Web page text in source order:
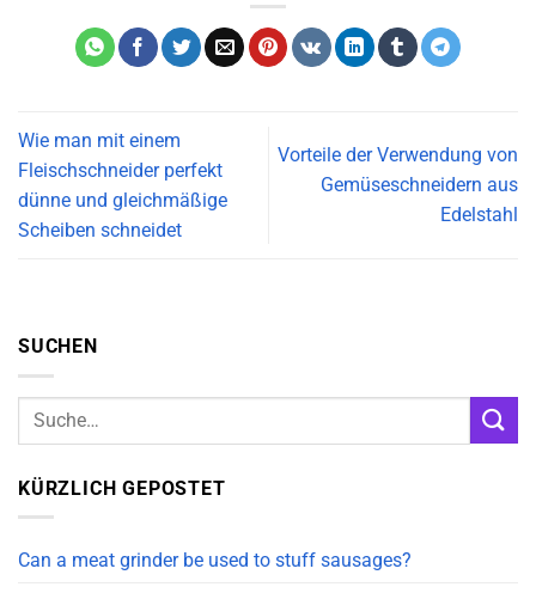
Wie man mit einem
Fleischschneider perfekt
dünne und gleichmäßige
Scheiben schneidet
Vorteile der Verwendung von
Gemüseschneidern aus
Edelstahl
SUCHEN
KÜRZLICH GEPOSTET
Can a meat grinder be used to stuff sausages?